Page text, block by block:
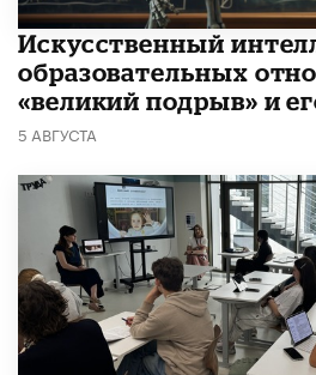
​Искусственный
образовательных
«великий подрыв» и
5 АВГУСТА